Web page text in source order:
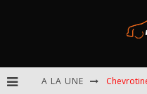
A LA UNE